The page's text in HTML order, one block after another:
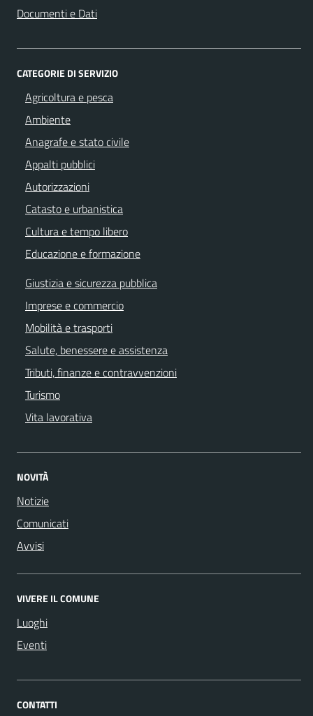
Documenti e Dati
CATEGORIE DI SERVIZIO
Agricoltura e pesca
Ambiente
Anagrafe e stato civile
Appalti pubblici
Autorizzazioni
Catasto e urbanistica
Cultura e tempo libero
Educazione e formazione
Giustizia e sicurezza pubblica
Imprese e commercio
Mobilità e trasporti
Salute, benessere e assistenza
Tributi, finanze e contravvenzioni
Turismo
Vita lavorativa
NOVITÀ
Notizie
Comunicati
Avvisi
VIVERE IL COMUNE
Luoghi
Eventi
CONTATTI